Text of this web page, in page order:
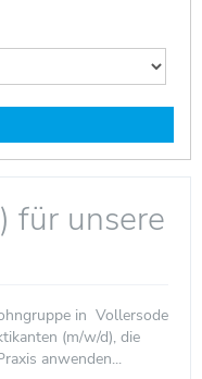
für unsere
in Vollersode
(m/w/d), die
anwenden...